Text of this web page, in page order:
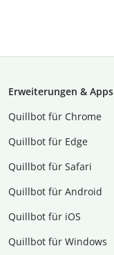
Erweiterungen & Apps
Quillbot für Chrome
Quillbot für Edge
Quillbot für Safari
Quillbot für Android
Quillbot für iOS
Quillbot für Windows